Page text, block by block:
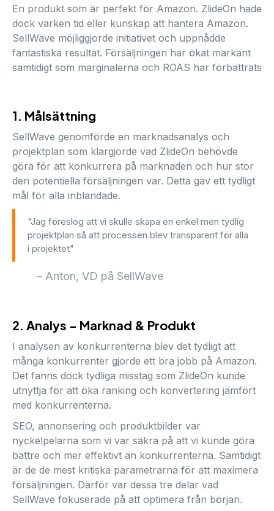
En produkt som är perfekt för Amazon. ZlideOn hade
dock varken tid eller kunskap att hantera Amazon.
SellWave möjliggjorde initiativet och uppnådde
fantastiska resultat. Försäljningen har ökat markant
samtidigt som marginalerna och ROAS har förbättrats
1. Målsättning
SellWave genomförde en marknadsanalys och
projektplan som klargjorde vad ZlideOn behövde
göra för att konkurrera på marknaden och hur stor
den potentiella försäljningen var. Detta gav ett tydligt
mål för alla inblandade.
"Jag föreslog att vi skulle skapa en enkel men tydlig
projektplan så att processen blev transparent för alla
i projektet"
– Anton, VD på SellWave
2. Analys - Marknad & Produkt
I analysen av konkurrenterna blev det tydligt att
många konkurrenter gjorde ett bra jobb på Amazon.
Det fanns dock tydliga misstag som ZlideOn kunde
utnyttja för att öka ranking och konvertering jämfört
med konkurrenterna.
SEO, annonsering och produktbilder var
nyckelpelarna som vi var säkra på att vi kunde göra
bättre och mer effektivt än konkurrenterna. Samtidigt
är de de mest kritiska parametrarna för att maximera
försäljningen. Därför var dessa tre delar vad
SellWave fokuserade på att optimera från början.